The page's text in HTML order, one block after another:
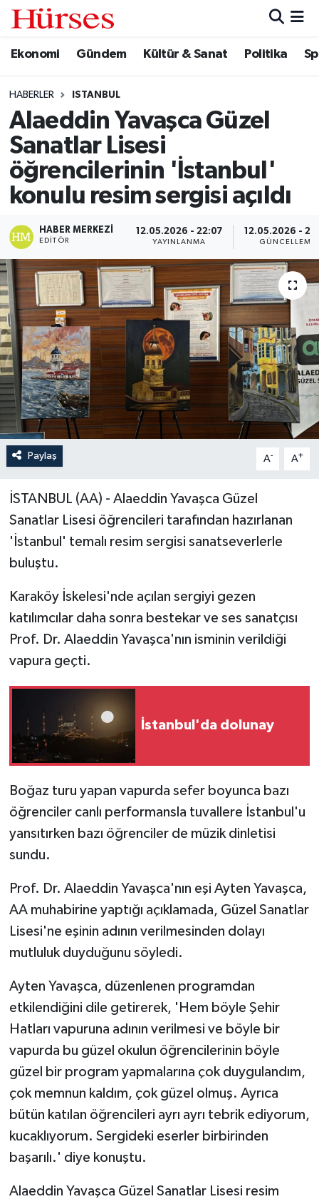
Ekonomi Gündem Kültür & Sanat Politika
HABERLER ISTANBUL
Alaeddin Yavaşca Güzel
Sanatlar Lisesi
öğrencilerinin 'İstanbul'
konulu resim sergisi açıldı
HABER MERKEZI
EDITÖR
12.05.2026 - 22:07
YAYINLANMA
12.05.2026 -
GÜNCELLEME
Paylaş A- A+
İSTANBUL (AA) - Alaeddin Yavaşca Güzel
Sanatlar Lisesi öğrencileri tarafından hazırlanan
'İstanbul' temalı resim sergisi sanatseverlerle
buluştu.
Karaköy İskelesi'nde açılan sergiyi gezen
katılımcılar daha sonra bestekar ve ses sanatçısı
Prof. Dr. Alaeddin Yavaşca'nın isminin verildiği
vapura geçti.
İstanbul'da dolunay
Boğaz turu yapan vapurda sefer boyunca bazı
öğrenciler canlı performansla tuvallere İstanbul'u
yansıtırken bazı öğrenciler de müzik dinletisi
sundu.
Prof. Dr. Alaeddin Yavaşca'nın eşi Ayten Yavaşca,
AA muhabirine yaptığı açıklamada, Güzel Sanatlar
Lisesi'ne eşinin adının verilmesinden dolayı
mutluluk duyduğunu söyledi.
Ayten Yavaşca, düzenlenen programdan
etkilendiğini dile getirerek, 'Hem böyle Şehir
Hatları vapuruna adının verilmesi ve böyle bir
vapurda bu güzel okulun öğrencilerinin böyle
güzel bir program yapmalarına çok duygulandım,
çok memnun kaldım, çok güzel olmuş. Ayrıca
bütün katılan öğrencileri ayrı ayrı tebrik ediyorum,
kucaklıyorum. Sergideki eserler birbirinden
başarılı.' diye konuştu.
Alaeddin Yavaşca Güzel Sanatlar Lisesi resim
Ekonomi
Gündem
Kültür & Sanat
Politika
Spor
Turizm
Hava Durumu
Trafik Durumu
Süper Lig Puan Durumu ve Fikstür
Tüm Manşetler
Son Dakika Haberleri
Haber Arşivi